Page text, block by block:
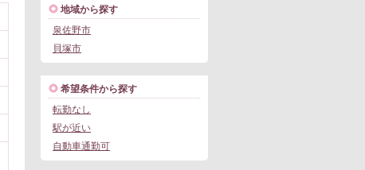
地域から探す
泉佐野市
貝塚市
希望条件から探す
転勤なし
駅が近い
自動車通勤可